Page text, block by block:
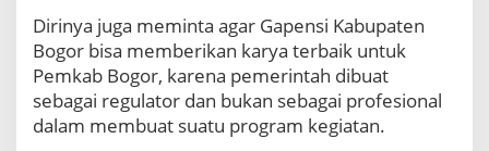
W
a
k
B
Dirinya juga meminta agar Gapensi Kabupaten
Bogor bisa memberikan karya terbaik untuk
Pemkab Bogor, karena pemerintah dibuat
sebagai regulator dan bukan sebagai profesional
dalam membuat suatu program kegiatan.